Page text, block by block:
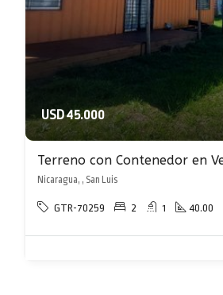
USD 45.000
Nicaragua, , San Luis
GTR-70259 2 1 40.00